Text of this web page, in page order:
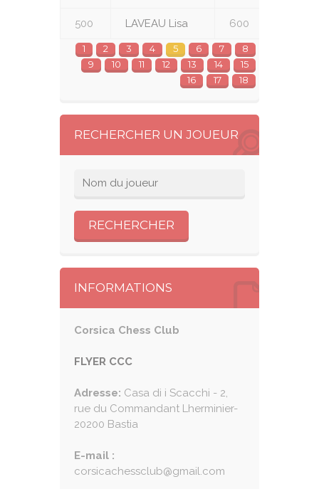
500 LAVEAU Lisa 600
1 2 3 4 5 6 7
8
9
10 11 12 13 14
15
16
17 18
RECHERCHER UN JOUEUR
INFORMATIONS
Corsica Chess Club
FLYER CCC
Adresse: Casa di i Scacchi - 2,
rue du Commandant Lherminier-
20200 Bastia
E-mail :
corsicachessclub@gmail.com